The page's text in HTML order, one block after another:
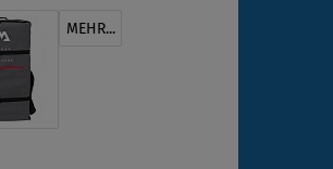
MEHR...